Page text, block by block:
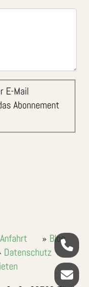
E-Mail
Abonnement
Anfahrt
Blog
Datenschutz